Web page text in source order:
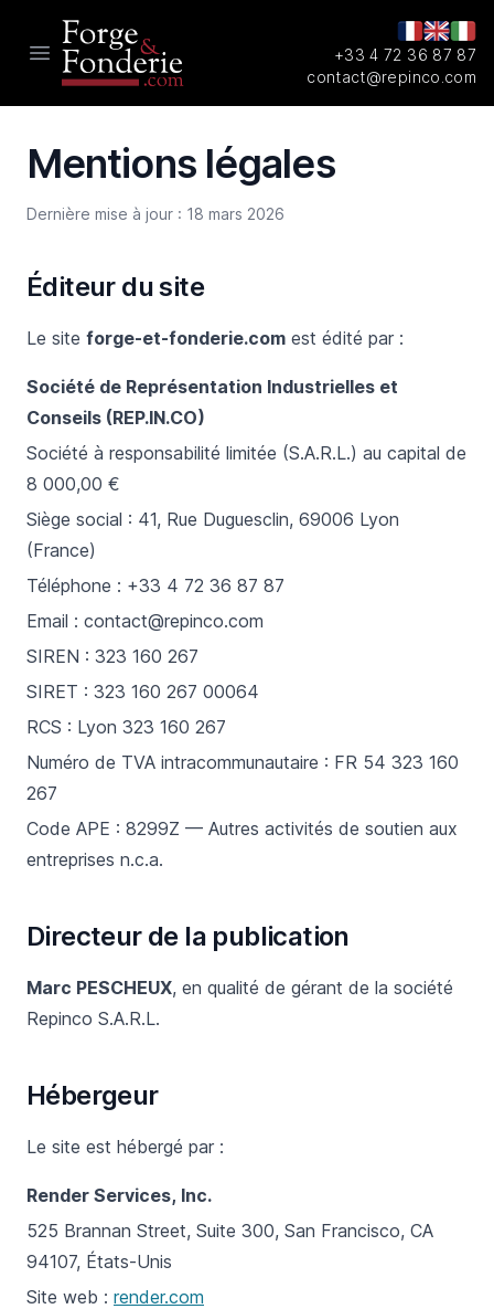
Open main menu
+33 4 72 36 87 87
contact@repinco.com
Mentions légales
Dernière mise à jour : 18 mars 2026
Éditeur du site
Le site forge-et-fonderie.com est édité par :
Société de Représentation Industrielles et
Conseils (REP.IN.CO)
Société à responsabilité limitée (S.A.R.L.) au capital de
8 000,00 €
Siège social : 41, Rue Duguesclin, 69006 Lyon
(France)
Téléphone : +33 4 72 36 87 87
Email : contact@repinco.com
SIREN : 323 160 267
SIRET : 323 160 267 00064
RCS : Lyon 323 160 267
Numéro de TVA intracommunautaire : FR 54 323 160
267
Code APE : 8299Z — Autres activités de soutien aux
entreprises n.c.a.
Directeur de la publication
Marc PESCHEUX, en qualité de gérant de la société
Repinco S.A.R.L.
Hébergeur
Le site est hébergé par :
Render Services, Inc.
525 Brannan Street, Suite 300, San Francisco, CA
94107, États-Unis
Site web : render.com